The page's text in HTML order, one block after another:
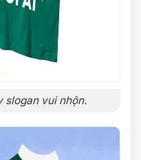
slogan vui nhộn.